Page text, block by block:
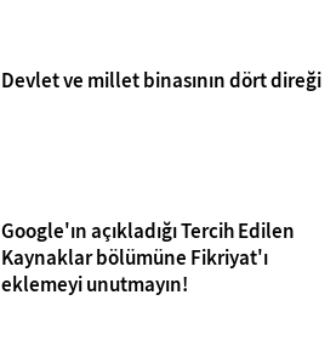
Devlet ve millet binasının dört direği
Google'ın açıkladığı Tercih Edilen
Kaynaklar bölümüne Fikriyat'ı
eklemeyi unutmayın!